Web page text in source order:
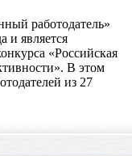
работодатель»
и является
«Российская
В этом
из 27